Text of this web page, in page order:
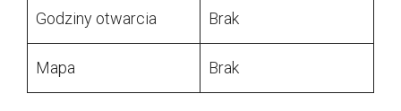
Godziny otwarcia Brak
Mapa Brak